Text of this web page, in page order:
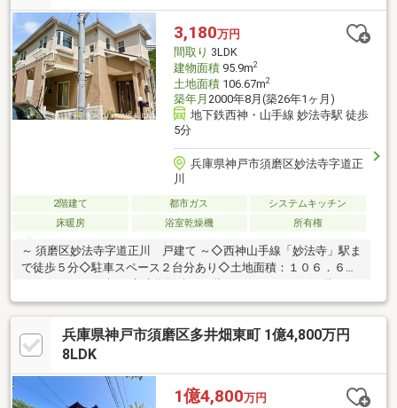
3,180万円
間取り 3LDK
建物面積95.9m2
土地面積106.67m2
築年月 2000年8月(築26年1ヶ月)
地下鉄西神・山手線 妙法寺駅 徒歩
5分
兵庫県神戸市須磨区妙法寺字道正
川
2階建て 都市ガス
システムキッチン
床暖房
浴室乾燥機 所有権
～ 須磨区妙法寺字道正川 戸建て ～◇西神山手線「妙法寺」駅ま
で徒歩５分◇駐車スペース２台分あり◇土地面積：１０６．６７
４．７１m2◇平成１２年８月建築のお家◇開発団地内の閑静な住
宅街◇令和８年６月ハウスクリーニング
兵庫県神戸市須磨区多井畑東町 1億4,800万円
8LDK
1億4,800万円